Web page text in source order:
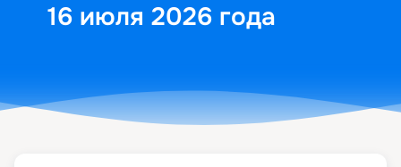
16 июля 2026 года